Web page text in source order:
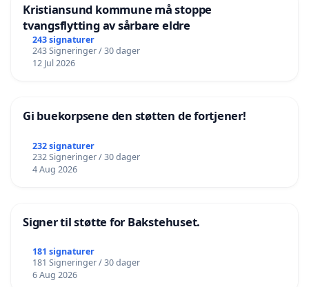
Kristiansund kommune må stoppe
tvangsflytting av sårbare eldre
243 signaturer
243 Signeringer / 30 dager
12 Jul 2026
Gi buekorpsene den støtten de fortjener!
232 signaturer
232 Signeringer / 30 dager
4 Aug 2026
Signer til støtte for Bakstehuset.
181 signaturer
181 Signeringer / 30 dager
6 Aug 2026